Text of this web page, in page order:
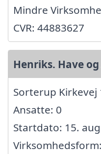
Mindre
CVR: 44883627
Henriks. Have
Sorterup Kirkevej
Ansatte: 0
Startdato: 15.
Virksomhedsform: